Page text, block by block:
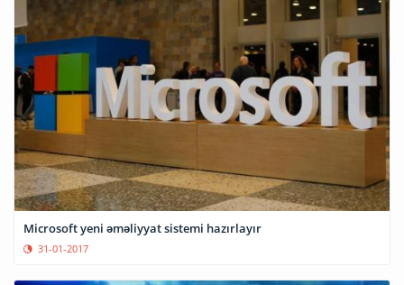
Microsoft yeni əməliyyat sistemi hazırlayır
31-01-2017